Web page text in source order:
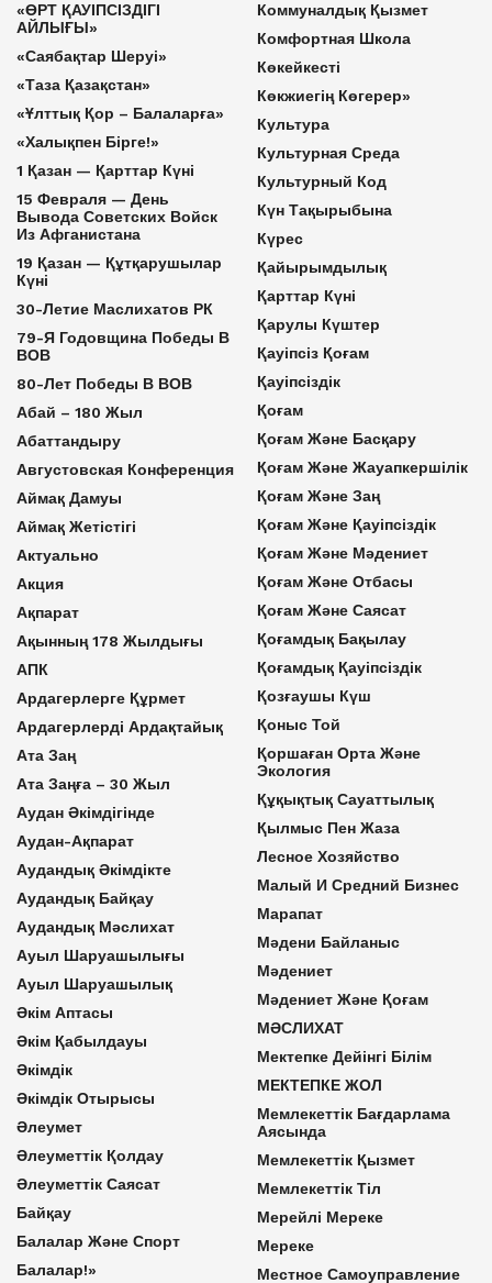
«ӨРТ ҚАУІПСІЗДІГІ
АЙЛЫҒЫ»
«Саябақтар Шеруі»
«Таза Қазақстан»
«Ұлттық Қор – Балаларға»
«Халықпен Бірге!»
1 Қазан — Қарттар Күні
15 Февраля — День
Вывода Советских Войск
Из Афганистана
19 Қазан — Құтқарушылар
Күні
30-Летие Маслихатов РК
79-Я Годовщина Победы В
ВОВ
80-Лет Победы В ВОВ
Абай – 180 Жыл
Абаттандыру
Августовская Конференция
Аймақ Дамуы
Аймақ Жетістігі
Актуально
Акция
Ақпарат
Ақынның 178 Жылдығы
АПК
Ардагерлерге Құрмет
Ардагерлерді Ардақтайық
Ата Заң
Ата Заңға – 30 Жыл
Аудан Әкімдігінде
Аудан-Ақпарат
Аудандық Әкімдікте
Аудандық Байқау
Аудандық Мәслихат
Ауыл Шаруашылығы
Ауыл Шаруашылық
Әкім Аптасы
Әкім Қабылдауы
Әкімдік
Әкімдік Отырысы
Әлеумет
Әлеуметтік Қолдау
Әлеуметтік Саясат
Байқау
Балалар Және Спорт
Балалар!»
Коммуналдық Қызмет
Комфортная Школа
Көкейкесті
Көкжиегің Көгерер»
Культура
Культурная Среда
Культурный Код
Күн Тақырыбына
Күрес
Қайырымдылық
Қарттар Күні
Қарулы Күштер
Қауіпсіз Қоғам
Қауіпсіздік
Қоғам
Қоғам Және Басқару
Қоғам Және Жауапкершілік
Қоғам Және Заң
Қоғам Және Қауіпсіздік
Қоғам Және Мәдениет
Қоғам Және Отбасы
Қоғам Және Саясат
Қоғамдық Бақылау
Қоғамдық Қауіпсіздік
Қозғаушы Күш
Қоныс Той
Қоршаған Орта Және
Экология
Құқықтық Сауаттылық
Қылмыс Пен Жаза
Лесное Хозяйство
Малый И Средний Бизнес
Марапат
Мәдени Байланыс
Мәдениет
Мәдениет Және Қоғам
МӘСЛИХАТ
Мектепке Дейінгі Білім
МЕКТЕПКЕ ЖОЛ
Мемлекеттік Бағдарлама
Аясында
Мемлекеттік Қызмет
Мемлекеттік Тіл
Мерейлі Мереке
Мереке
Местное Самоуправление